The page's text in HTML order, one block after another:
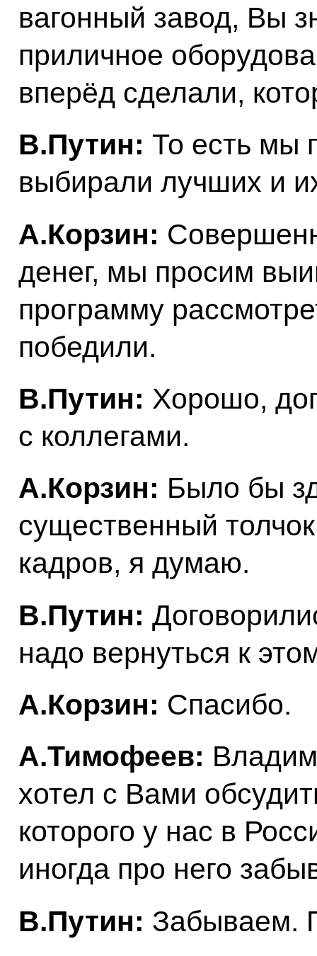
вагонный завод, Вы
приличное
вперёд сделали,
В.Путин: То есть мы
выбирали лучших и
А.Корзин:
денег, мы просим
программу
победили.
В.Путин: Хорошо,
с коллегами.
А.Корзин: Было бы
существенный
кадров, я думаю.
В.Путин:
надо вернуться к
А.Корзин: Спасибо.
А.Тимофеев:
хотел с Вами
которого у нас в
иногда про него
В.Путин: Забываем.